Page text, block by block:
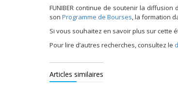
FUNIBER continue de soutenir la
son Programme de Bourses , la formation
Si vous souhaitez en savoir plus sur cette
Pour lire d’autres recherches, consultez le
Articles similaires